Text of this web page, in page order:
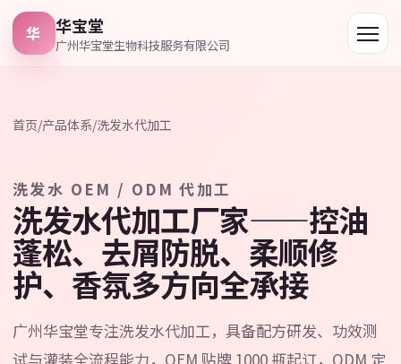
华 华宝堂
广州华宝堂生物科技服务有限公司
首页/产品体系/洗发水代加工
洗发水 OEM / ODM 代加工
洗发水代加工厂家——控油
蓬松、去屑防脱、柔顺修
护、香氛多方向全承接
广州华宝堂专注洗发水代加工，具备配方研发、功效测
试与灌装全流程能力，OEM 贴牌 1000 瓶起订，ODM 定